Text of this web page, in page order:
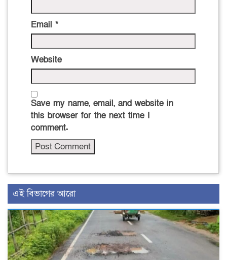
Email *
Website
Save my name, email, and website in
this browser for the next time I
comment.
এই বিভাগের আরো